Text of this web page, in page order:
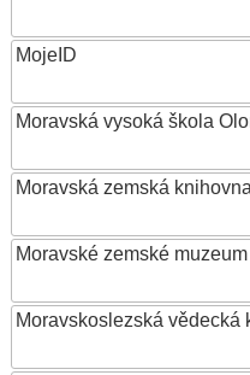
MojeID
Moravská vysoká škola
Moravská zemská knihovna
Moravské zemské muzeum
Moravskoslezská vědecká